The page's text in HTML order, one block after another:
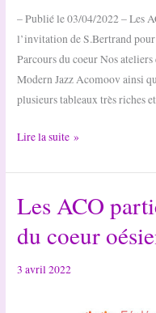
– Publié le 03/04/2022 – Les
l’invitation de S.Bertrand
Parcours du coeur Nos ateliers
Modern Jazz Acomoov ainsi
plusieurs tableaux très riches
Les
au
parcours
du
coeur
Lire la suite »
Les ACO
du coeur
3 avril 2022